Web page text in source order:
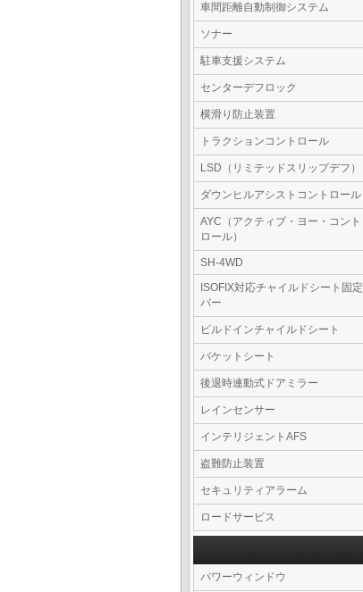
車間距離自動制御システム
ソナー
駐車支援システム
センターデフロック
横滑り防止装置
トラクションコントロール
LSD（リミテッドスリップデフ）
ダウンヒルアシストコントロール
AYC（アクティブ・ヨー・コント
ロール）
SH-4WD
ISOFIX対応チャイルドシート固定
バー
ビルドインチャイルドシート
バケットシート
後退時連動式ドアミラー
レインセンサー
インテリジェントAFS
盗難防止装置
セキュリティアラーム
ロードサービス
パワーウィンドウ